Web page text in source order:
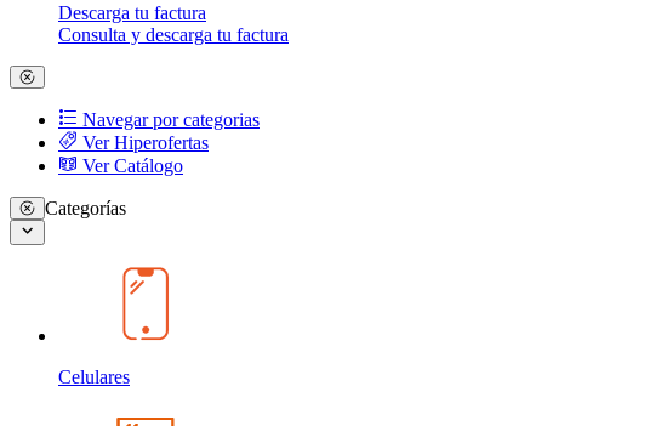
Descarga tu factura
Consulta y descarga tu factura
Navegar por categorias
Ver Hiperofertas
Ver Catálogo
Categorías
Celulares